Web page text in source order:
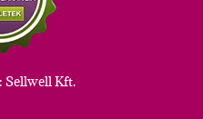
Sellwell Kft.